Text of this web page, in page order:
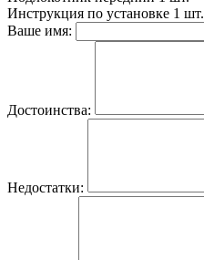
Инструкция по установке 1 шт.
Ваше имя:
Достоинства:
Недостатки: